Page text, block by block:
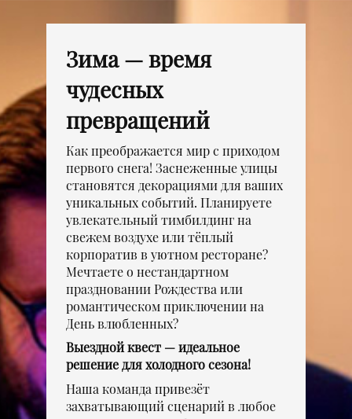
Зима — время
чудесных
превращений
Как преображается мир с приходом
первого снега! Заснеженные улицы
становятся декорациями для ваших
уникальных событий. Планируете
увлекательный тимбилдинг на
свежем воздухе или тёплый
корпоратив в уютном ресторане?
Мечтаете о нестандартном
праздновании Рождества или
романтическом приключении на
День влюбленных?
Выездной квест — идеальное
решение для холодного сезона!
Наша команда привезёт
захватывающий сценарий в любое